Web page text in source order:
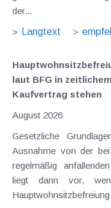
der...
Langtext
laut BFG in
Kaufvertrag stehen
August 2026
Gesetzliche Grundlagen
Ausnahme von der bei
regelmäßig
liegt dann vor,